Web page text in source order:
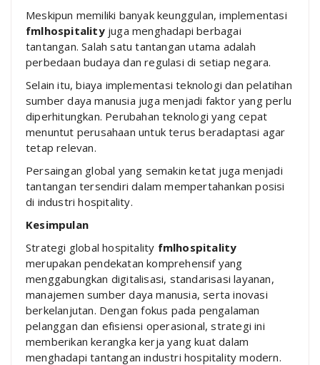
Meskipun memiliki banyak keunggulan, implementasi
fmlhospitalityjuga menghadapi berbagai
tantangan. Salah satu tantangan utama adalah
perbedaan budaya dan regulasi di setiap negara.
Selain itu, biaya implementasi teknologi dan pelatihan
sumber daya manusia juga menjadi faktor yang perlu
diperhitungkan. Perubahan teknologi yang cepat
menuntut perusahaan untuk terus beradaptasi agar
tetap relevan.
Persaingan global yang semakin ketat juga menjadi
tantangan tersendiri dalam mempertahankan posisi
di industri hospitality.
Kesimpulan
Strategi global hospitality fmlhospitality
merupakan pendekatan komprehensif yang
menggabungkan digitalisasi, standarisasi layanan,
manajemen sumber daya manusia, serta inovasi
berkelanjutan. Dengan fokus pada pengalaman
pelanggan dan efisiensi operasional, strategi ini
memberikan kerangka kerja yang kuat dalam
menghadapi tantangan industri hospitality modern.